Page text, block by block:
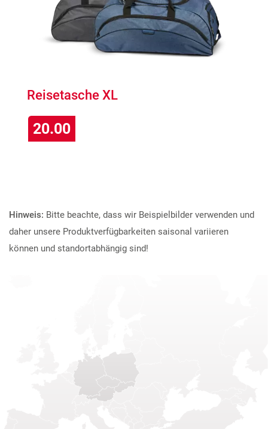
Reisetasche XL
20.00
Hinweis: Bitte beachte, dass wir Beispielbilder verwenden und
daher unsere Produktverfügbarkeiten saisonal variieren
können und standortabhängig sind!